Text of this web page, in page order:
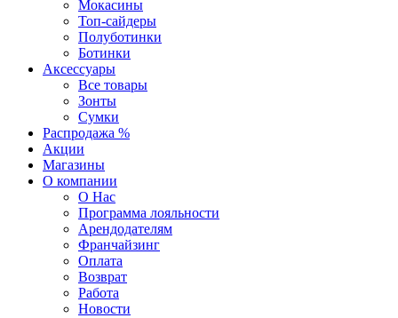
Мокасины
Топ-сайдеры
Полуботинки
Ботинки
Аксессуары
Все товары
Зонты
Сумки
Распродажа %
Акции
Магазины
О компании
О Нас
Программа лояльности
Арендодателям
Франчайзинг
Оплата
Возврат
Работа
Новости